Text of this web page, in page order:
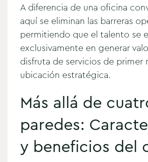
A diferencia de una oficina
aquí se eliminan las barreras
permitiendo que el talento se
exclusivamente en generar
disfruta de servicios de primer
ubicación estratégica.
Más allá de
paredes:
y beneficios del